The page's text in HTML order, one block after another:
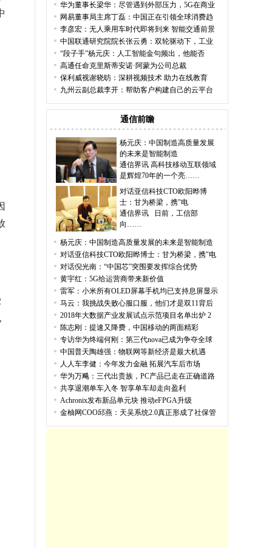
华为董事长梁华：尽管遇到外部压力，5G在商业
网易董事局主席丁磊：中国正在引领全球消费趋
李彦宏：无人乘用车时代即将到来 智能交通前景
中国联通研究院院长张云勇：双轮驱动下，工业
“段子手”杨元庆：人工智能金句频出，他能否
高通任命克里斯蒂安诺·阿蒙为公司总裁
保利威视谢晓昉：深耕视频技术 助力在线教育
九州云副总裁李开：帮助客户构建自己的云平台
通信前瞻
杨元庆：中国制造高质量发展
的未来是智能制造
通信界讯 高科技移动互联领域
是辉煌70年的一个亮……
对话亚信科技CTO欧阳晔博
士：甘为桥梁，携"电
通信界讯 日前，工信部
向……
杨元庆：中国制造高质量发展的未来是智能制造
对话亚信科技CTO欧阳晔博士：甘为桥梁，携"电
对话倪光南：“中国芯”突围要发挥综合优势
黄宇红：5G给运营商带来新价值
雷军：小米所有OLED屏幕手机均已支持息屏显示
马云：我挑战失败心服口服，他们才是双11背后
2018年大数据产业发展试点示范项目名单出炉 2
陈志刚：提速又降费，中国移动的两面精彩
专访华为终端何刚：第三代nova已成为争夺全球
中国普天陶雄强：物联网等新经济是最大机遇
人人车李健：今年发力金融 拓展汽车后市场
华为万飚：三代出贵族，PC产品已走在正确道路
共享退潮单车入冬 智享单车却走向盈利
Achronix发布新品单元块 推动eFPGA升级
金柚网COO邱燕：天吴系统2.0真正形成了社保管